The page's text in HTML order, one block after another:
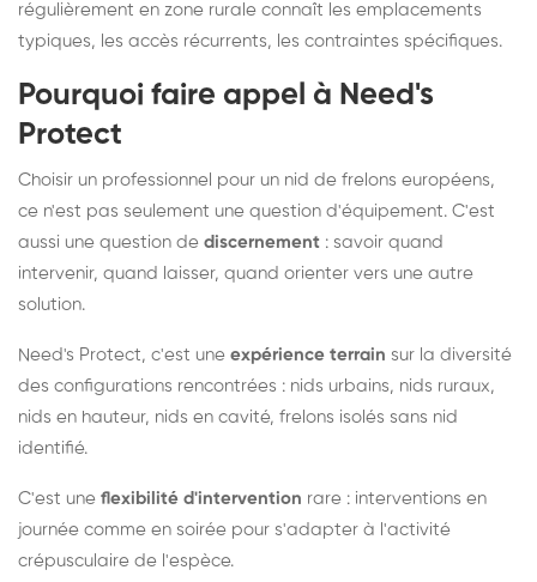
régulièrement en zone rurale connaît les emplacements
typiques, les accès récurrents, les contraintes spécifiques.
Pourquoi faire appel à Need's
Protect
Choisir un professionnel pour un nid de frelons européens,
ce n'est pas seulement une question d'équipement. C'est
aussi une question de discernement : savoir quand
intervenir, quand laisser, quand orienter vers une autre
solution.
Need's Protect, c'est une expérience terrain sur la diversité
des configurations rencontrées : nids urbains, nids ruraux,
nids en hauteur, nids en cavité, frelons isolés sans nid
identifié.
C'est une flexibilité d'intervention rare : interventions en
journée comme en soirée pour s'adapter à l'activité
crépusculaire de l'espèce.